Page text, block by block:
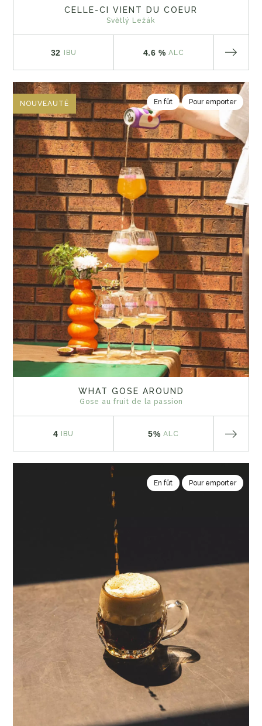
CELLE-CI VIENT DU COEUR
Světlý Ležák
32 IBU 4.6 % ALC
NOUVEAUTÉ En fût Pour emporter
WHAT GOSE AROUND
Gose au fruit de la passion
4 IBU 5% ALC
En fût Pour emporter